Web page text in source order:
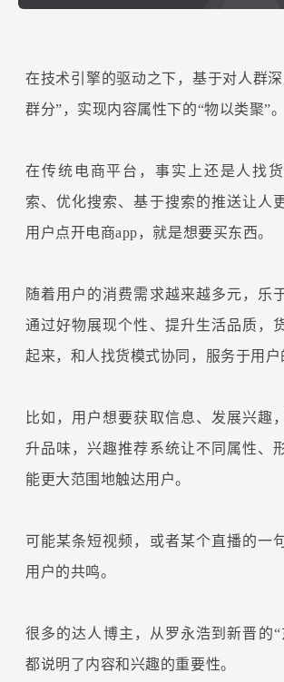
在技术引擎的驱动之下，基于对人群
群分”，实现内容属性下的“物以类聚”。
在传统电商平台，事实上还是人找
索、优化搜索、基于搜索的推送让人
用户点开电商app，就是想要买东西。
随着用户的消费需求越来越多元，乐
通过好物展现个性、提升生活品质，
起来，和人找货模式协同，服务于用户
比如，用户想要获取信息、发展兴趣
升品味，兴趣推荐系统让不同属性、
能更大范围地触达用户。
可能某条短视频，或者某个直播的一
用户的共鸣。
很多的达人博主，从罗永浩到新晋的“
都说明了内容和兴趣的重要性。